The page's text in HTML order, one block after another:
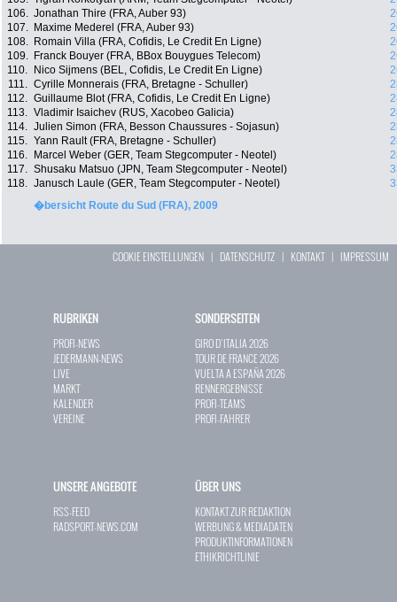
106. Jonathan Thire (FRA, Auber 93)
107.
Maxime Mederel (FRA, Auber 93)
108.
Romain Villa (FRA, Cofidis, Le Credit En Ligne)
109.
Franck Bouyer (FRA, BBox Bouygues Telecom)
110.
Nico Sijmens (BEL, Cofidis, Le Credit En Ligne)
111. Cyrille Monnerais (FRA, Bretagne - Schuller)
112. Guillaume Blot (FRA, Cofidis, Le Credit En Ligne)
113. Vladimir Isaichev (RUS, Xacobeo Galicia)
114. Julien Simon (FRA, Besson Chaussures - Sojasun)
115. Yann Rault (FRA, Bretagne - Schuller)
116.
Marcel Weber (GER, Team Stegcomputer - Neotel)
117. Shusaku Matsuo (JPN, Team Stegcomputer - Neotel)
118. Janusch Laule (GER, Team Stegcomputer - Neotel)
�bersicht Route du Sud (FRA), 2009
COOKIE EINSTELLUNGEN | DATENSCHUTZ | KONTAKT| IMPRESSUM
RUBRIKEN
PROFI-NEWS
JEDERMANN-NEWS
LIVE
MARKT
KALENDER
VEREINE
SONDERSEITEN
GIRO D`ITALIA 2026
TOUR DE FRANCE 2026
VUELTA A ESPAÑA 2026
RENNERGEBNISSE
PROFI-TEAMS
PROFI-FAHRER
UNSERE ANGEBOTE
RSS-FEED
RADSPORT-NEWS.COM
ÜBER UNS
KONTAKT ZUR REDAKTION
WERBUNG & MEDIADATEN
PRODUKTINFORMATIONEN
ETHIKRICHTLINIE